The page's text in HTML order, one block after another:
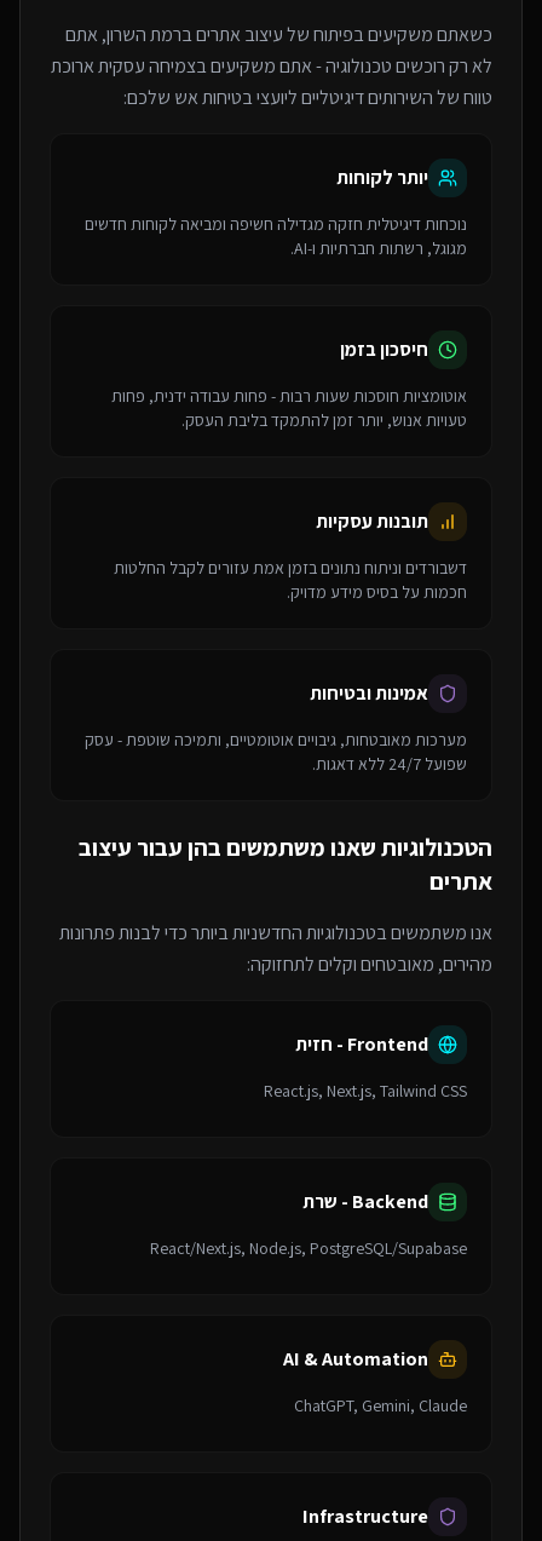
כשאתם משקיעים בפיתוח שלעיצוב אתריםברמת השרון, אתם
לא רק רוכשים טכנולוגיה - אתם משקיעים בצמיחה עסקית ארוכת
טווח של השירותים דיגיטליים ליועצי בטיחות אש שלכם:
יותר לקוחות
נוכחות דיגיטלית חזקה מגדילה חשיפה ומביאה לקוחות חדשים
מגוגל, רשתות חברתיות ו-AI.
חיסכון בזמן
אוטומציות חוסכות שעות רבות - פחות עבודה ידנית, פחות
טעויות אנוש, יותר זמן להתמקד בליבת העסק.
תובנות עסקיות
דשבורדים וניתוח נתונים בזמן אמת עזורים לקבל החלטות
חכמות על בסיס מידע מדויק.
אמינות ובטיחות
מערכות מאובטחות, גיבויים אוטומטיים, ותמיכה שוטפת - עסק
שפועל 24/7 ללא דאגות.
הטכנולוגיות שאנו משתמשים בהן עבור עיצוב
אתרים
אנו משתמשים בטכנולוגיות החדשניות ביותר כדי לבנות פתרונות
מהירים, מאובטחים וקלים לתחזוקה:
Frontend - חזית
React.js, Next.js, Tailwind CSS
Backend - שרת
React/Next.js, Node.js, PostgreSQL/Supabase
AI & Automation
ChatGPT, Gemini, Claude
Infrastructure